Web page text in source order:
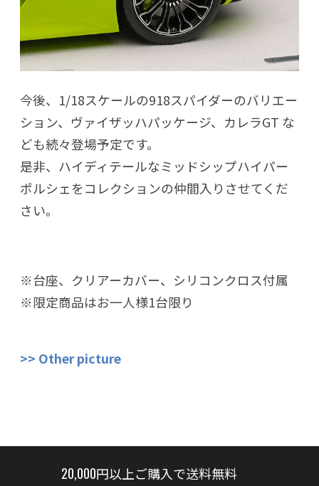
今後、1/18スケールの918スパイダーのバリエー
ション、ヴァイザッハパッケージ、カレラGT な
ども続々登場予定です。
是非、ハイディテールなミッドシップハイパー
ポルシェをコレクションの仲間入りさせてくだ
さい。
※台座、クリアーカバー、シリコンクロス付属
※限定商品はお一人様1台限り
>> Other picture
20,000円以上ご購入で送料無料